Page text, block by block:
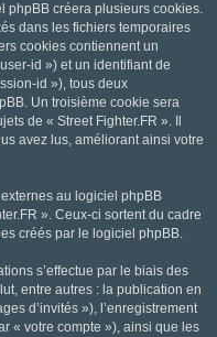
phpBB créera plusieurs cookies.
dans les fichiers temporaires
cookies contiennent un
id ») et un identifiant de
id »), tous deux
Un troisième cookie sera
de « Street Fighter.FR ». Il
avez lus, améliorant ainsi votre
au logiciel phpBB
». Ceux-ci sortent du cadre
créés par le logiciel phpBB.
s’effectue par le biais des
entre autres : la publication en
d’invités »), l’enregistrement
« votre compte »), ainsi que les